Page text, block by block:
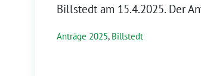
Billstedt am 15.4.2025. Der
Anträge 2025, Billstedt